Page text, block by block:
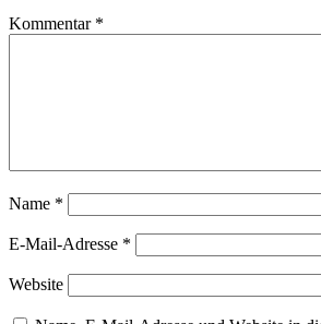
Kommentar *
Name *
E-Mail-Adresse *
Website